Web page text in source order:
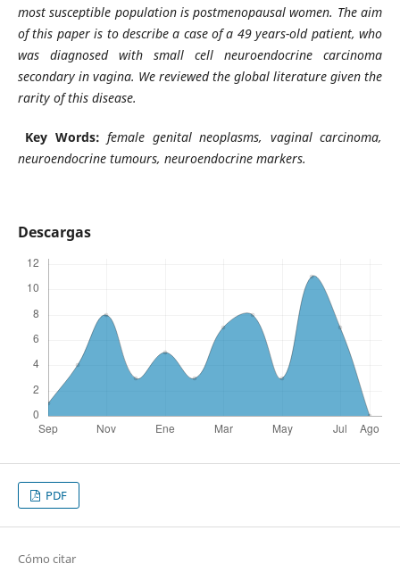
most susceptible population is postmenopausal women. The aim
of this paper is to describe a case of a 49 years-old patient, who
was diagnosed with small cell neuroendocrine carcinoma
secondary in vagina. We reviewed the global literature given the
rarity of this disease.
Key Words: female genital neoplasms, vaginal carcinoma,
neuroendocrine tumours, neuroendocrine markers.
Descargas
PDF
Cómo citar